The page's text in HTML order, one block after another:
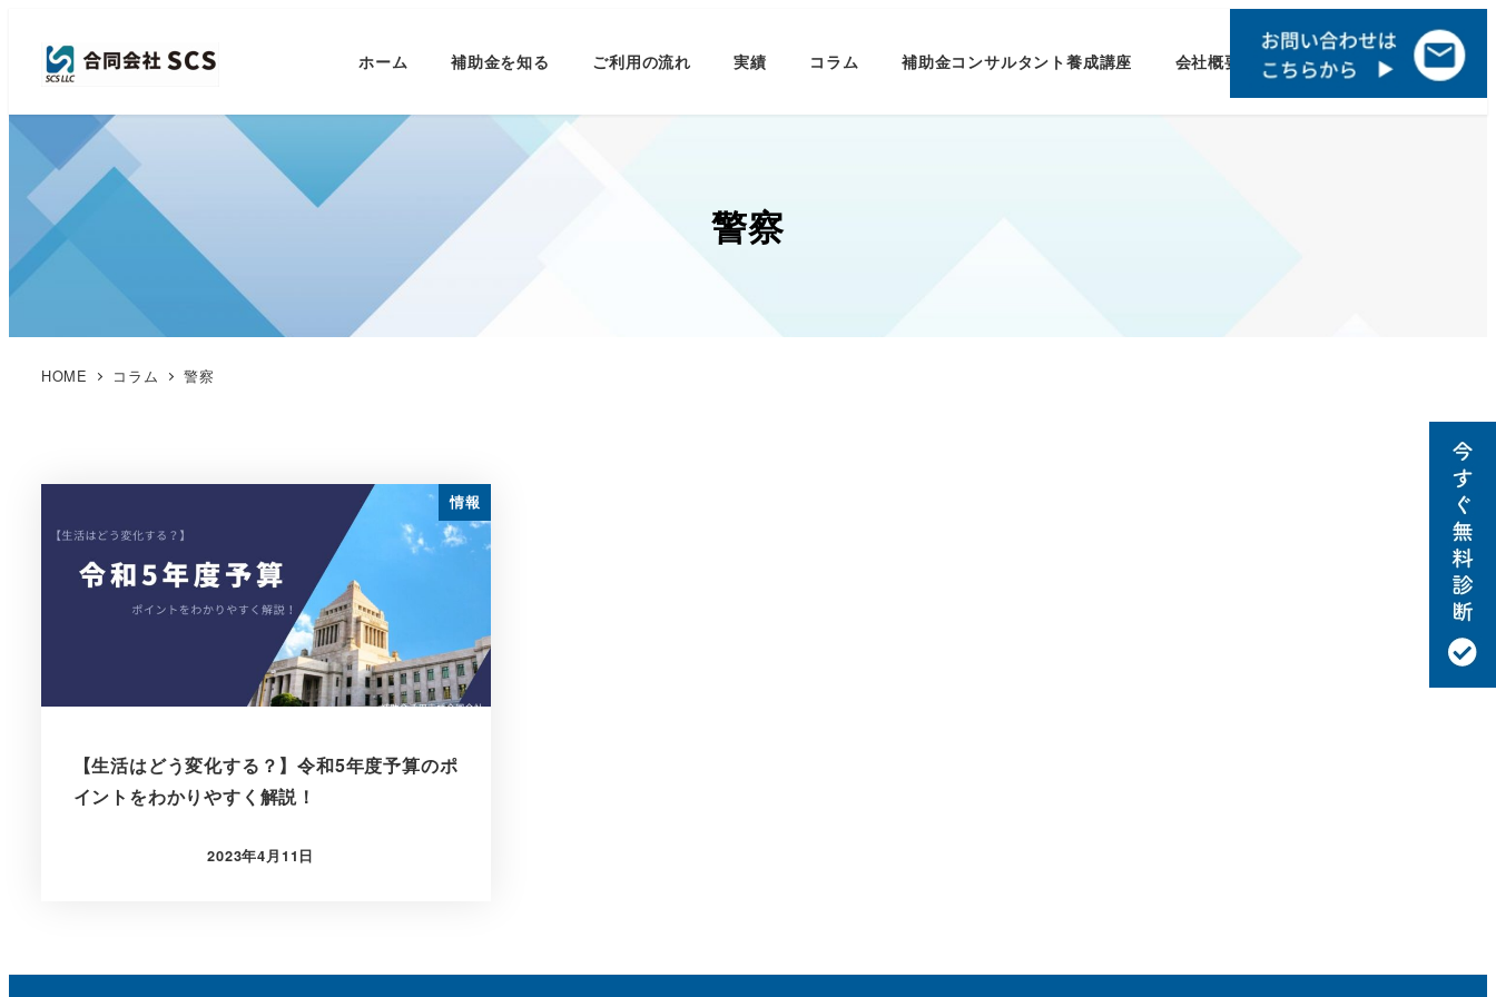
ホーム 補助金を知る ご利用の流れ 実績 コラム 補助金コンサルタント養成講座 会社概要
警察
HOME コラム 警察
情報
【生活はどう変化する？】令和5年度予算のポ
イントをわかりやすく解説！
2023年4月11日